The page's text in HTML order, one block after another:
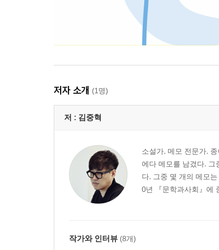
저자 소개 (1명)
저 : 김중혁
소설가. 메모 전문가.
에다 메모를 남겼다. 그
다. 그중 몇 개의 메모
0년 『문학과사회』에
작가와 인터뷰 (8개)